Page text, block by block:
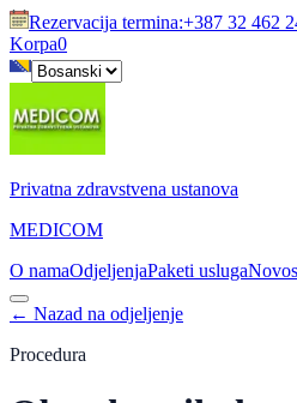
Rezervacija termina:+387 32 462
Korpa0
Privatna zdravstvena ustanova
MEDICOM
O namaOdjeljenjaPaketi usluga
← Nazad na odjeljenje
Procedura